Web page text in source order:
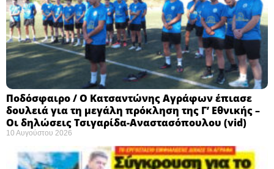
Ποδόσφαιρο / Ο Κατσαντώνης Αγράφων έπιασε
δουλειά για τη μεγάλη πρόκληση της Γ’ Εθνικής –
Οι δηλώσεις Τσιγαρίδα-Αναστασόπουλου (vid)
10 Αυγούστου 2026